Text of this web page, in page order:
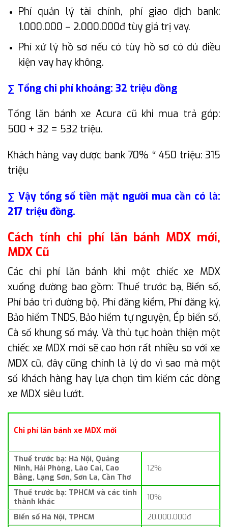
Phí quản lý tài chính, phí giao dịch bank:
1.000.000 – 2.000.000đ tùy giá trị vay.
Phí xử lý hồ sơ nếu có tùy hồ sơ có đủ điều
kiện vay hay không.
∑ Tổng chi phí khoảng: 32 triệu đồng
Tổng lăn bánh xe Acura cũ khi mua trả góp:
500 + 32 = 532 triệu.
Khách hàng vay được bank 70% * 450 triệu: 315
triệu
∑ Vậy tổng số tiền mặt người mua cần có là:
217 triệu đồng.
Cách tính chi phí lăn bánh MDX mới,
MDX Cũ
Các chi phí lăn bánh khi một chiếc xe MDX
xuống đường bao gồm: Thuế trước bạ, Biển số,
Phí bảo trì đường bộ, Phí đăng kiểm, Phí đăng ký,
Bảo hiểm TNDS, Bảo hiểm tự nguyện, Ép biển số,
Cà số khung số máy. Và thủ tục hoàn thiện một
chiếc xe MDX mới sẽ cao hơn rất nhiều so với xe
MDX cũ, đây cũng chính là lý do vì sao mà một
số khách hàng hay lựa chọn tìm kiếm các dòng
xe MDX siêu lướt.
Chi phí lăn bánh xe MDX mới
Thuế trước bạ: Hà Nội, Quảng
Ninh, Hải Phòng, Lào Cai, Cao
Bằng, Lạng Sơn, Sơn La, Cần Thơ
12%
Thuế trước bạ: TPHCM và các tỉnh
thành khác
10%
Biển số Hà Nội, TPHCM 20.000.000đ